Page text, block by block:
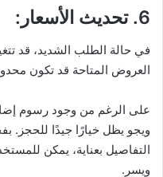
6. تحديث الأسعار :
في حالة الطلب الشديد، قد
العروض المتاحة قد تكون
على الرغم من وجود رسوم
ويجو يظل خيارًا جيدًا للحجز.
التفاصيل بعناية، يمكن
ويسر.